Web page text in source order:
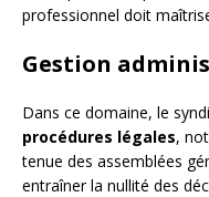
professionnel doit
Gestion
Dans ce domaine, le
procédures légales,
tenue des assemblées
entraîner la nullité des